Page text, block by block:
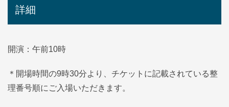
詳細
開演：午前10時
＊開場時間の9時30分より、チケットに記載されている整
理番号順にご入場いただきます。